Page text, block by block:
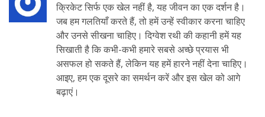
क्रिकेट सिर्फ एक खेल नहीं है, यह जीवन का एक दर्शन है।
जब हम गलतियाँ करते हैं, तो हमें उन्हें स्वीकार करना चाहिए
और उनसे सीखना चाहिए। दिग्वेश रथी की कहानी हमें यह
सिखाती है कि कभी-कभी हमारे सबसे अच्छे प्रयास भी
असफल हो सकते हैं, लेकिन यह हमें हारने नहीं देना चाहिए।
आइए, हम एक दूसरे का समर्थन करें और इस खेल को आगे
बढ़ाएं।